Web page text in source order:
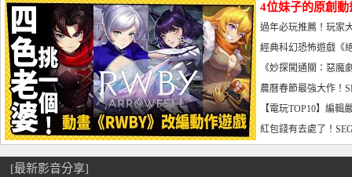
4位妹子的原創
曝光_電玩宅速配
過年必玩推薦！玩家
宅速配20230126
經典科幻恐怖遊戲《
懼體驗-電玩宅速配
《妙探闖通關：惡
到!!-電玩宅速配
農曆春節最強大作！
電玩宅速配20230123
【電玩TOP10】編
了，封面圖直接雷你
紅包錢有去處了！
宅速配20230119
[最新影音分享]